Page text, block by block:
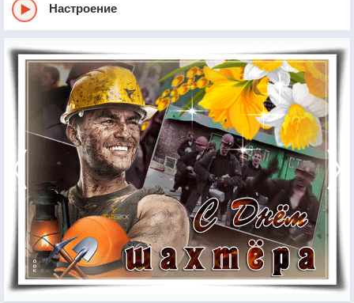
Настроение